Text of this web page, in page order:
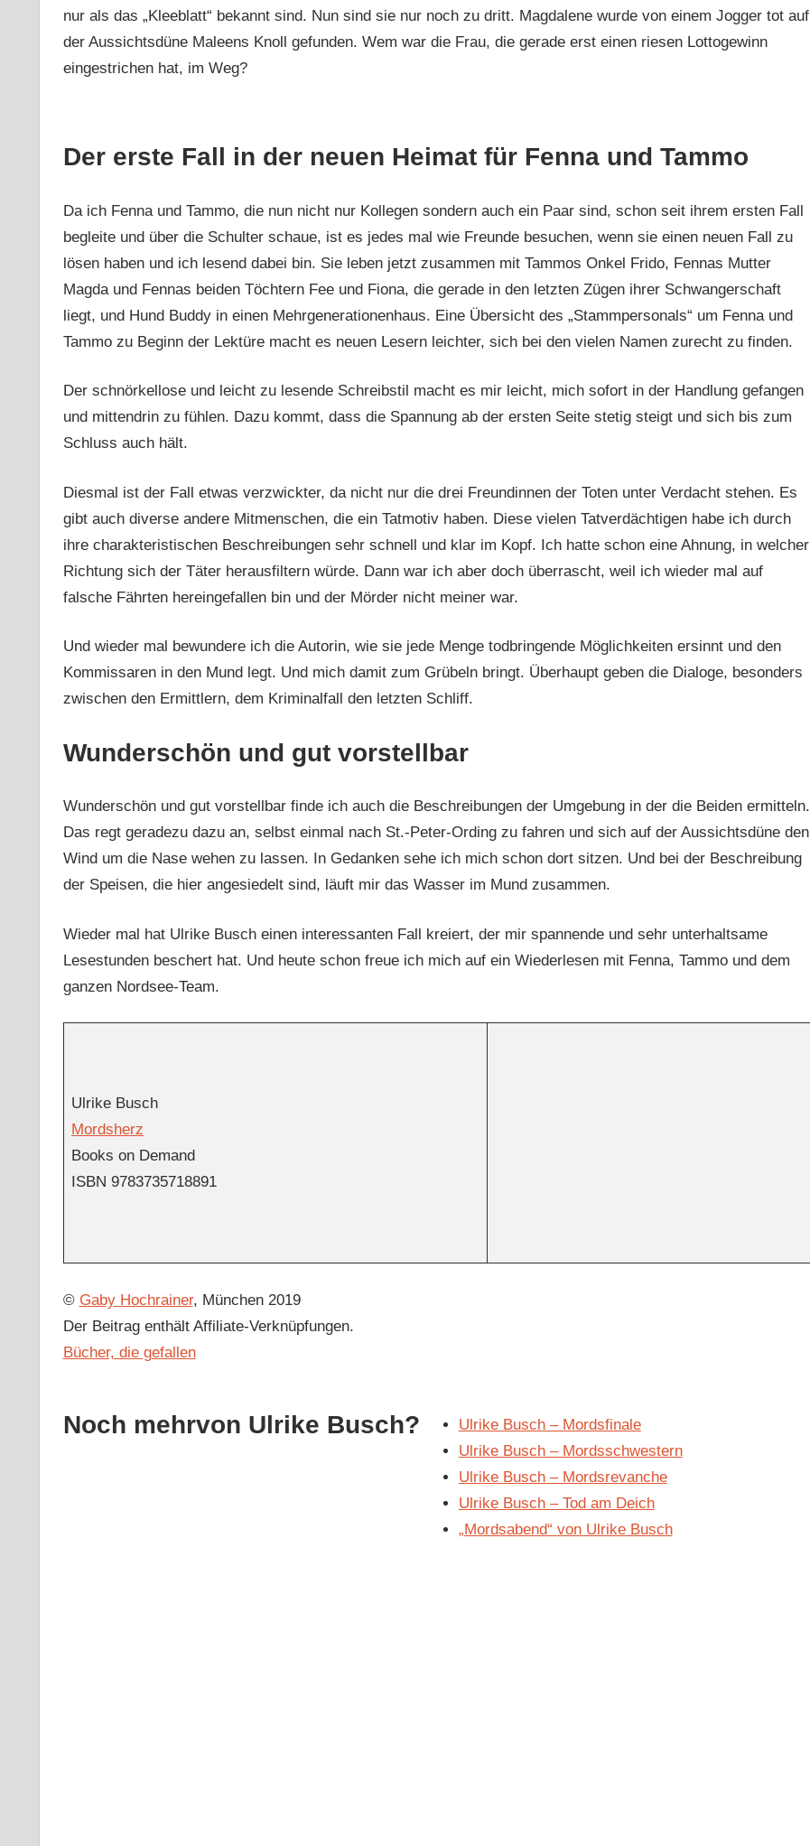
nur als das „Kleeblatt“ bekannt sind. Nun sind sie nur noch zu dritt. Magdalene wurde von einem Jogger tot auf
der Aussichtsdüne Maleens Knoll gefunden. Wem war die Frau, die gerade erst einen riesen Lottogewinn
eingestrichen hat, im Weg?
Der erste Fall in der neuen Heimat für Fenna und Tammo
Da ich Fenna und Tammo, die nun nicht nur Kollegen sondern auch ein Paar sind, schon seit ihrem ersten Fall
begleite und über die Schulter schaue, ist es jedes mal wie Freunde besuchen, wenn sie einen neuen Fall zu
lösen haben und ich lesend dabei bin. Sie leben jetzt zusammen mit Tammos Onkel Frido, Fennas Mutter
Magda und Fennas beiden Töchtern Fee und Fiona, die gerade in den letzten Zügen ihrer Schwangerschaft
liegt, und Hund Buddy in einen Mehrgenerationenhaus. Eine Übersicht des „Stammpersonals“ um Fenna und
Tammo zu Beginn der Lektüre macht es neuen Lesern leichter, sich bei den vielen Namen zurecht zu finden.
Der schnörkellose und leicht zu lesende Schreibstil macht es mir leicht, mich sofort in der Handlung gefangen
und mittendrin zu fühlen. Dazu kommt, dass die Spannung ab der ersten Seite stetig steigt und sich bis zum
Schluss auch hält.
Diesmal ist der Fall etwas verzwickter, da nicht nur die drei Freundinnen der Toten unter Verdacht stehen. Es
gibt auch diverse andere Mitmenschen, die ein Tatmotiv haben. Diese vielen Tatverdächtigen habe ich durch
ihre charakteristischen Beschreibungen sehr schnell und klar im Kopf. Ich hatte schon eine Ahnung, in welcher
Richtung sich der Täter herausfiltern würde. Dann war ich aber doch überrascht, weil ich wieder mal auf
falsche Fährten hereingefallen bin und der Mörder nicht meiner war.
Und wieder mal bewundere ich die Autorin, wie sie jede Menge todbringende Möglichkeiten ersinnt und den
Kommissaren in den Mund legt. Und mich damit zum Grübeln bringt. Überhaupt geben die Dialoge, besonders
zwischen den Ermittlern, dem Kriminalfall den letzten Schliff.
Wunderschön und gut vorstellbar
Wunderschön und gut vorstellbar finde ich auch die Beschreibungen der Umgebung in der die Beiden ermitteln.
Das regt geradezu dazu an, selbst einmal nach St.-Peter-Ording zu fahren und sich auf der Aussichtsdüne den
Wind um die Nase wehen zu lassen. In Gedanken sehe ich mich schon dort sitzen. Und bei der Beschreibung
der Speisen, die hier angesiedelt sind, läuft mir das Wasser im Mund zusammen.
Wieder mal hat Ulrike Busch einen interessanten Fall kreiert, der mir spannende und sehr unterhaltsame
Lesestunden beschert hat. Und heute schon freue ich mich auf ein Wiederlesen mit Fenna, Tammo und dem
ganzen Nordsee-Team.
Ulrike Busch
Mordsherz
Books on Demand
ISBN 9783735718891
© Gaby Hochrainer, München 2019
Der Beitrag enthält Affiliate-Verknüpfungen.
Bücher, die gefallen
Noch mehrvon Ulrike Busch?
Ulrike Busch – Mordsfinale
Ulrike Busch – Mordsschwestern
Ulrike Busch – Mordsrevanche
Ulrike Busch – Tod am Deich
„Mordsabend“ von Ulrike Busch